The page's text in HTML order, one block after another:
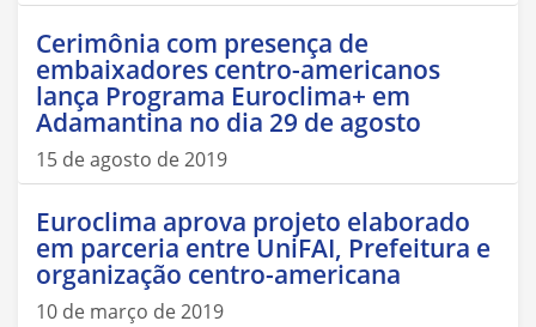
Cerimônia com presença de
embaixadores centro-americanos
lança Programa Euroclima+ em
Adamantina no dia 29 de agosto
15 de agosto de 2019
Euroclima aprova projeto elaborado
em parceria entre UniFAI, Prefeitura e
organização centro-americana
10 de março de 2019